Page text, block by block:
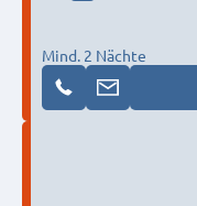
Mind. 2 Nächte